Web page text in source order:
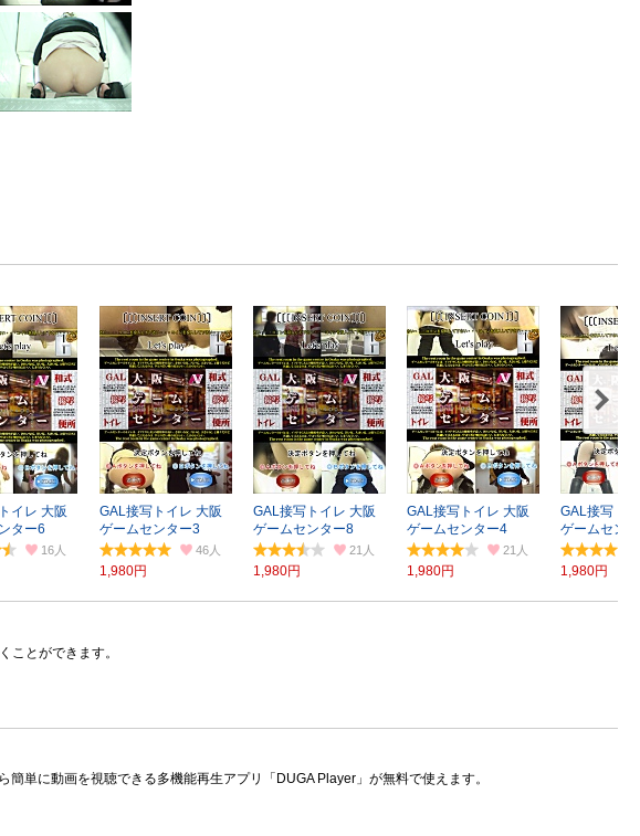
イレ 大阪
ター6
16
GAL接写トイレ 大阪
ゲームセンター3
46
1,980円
GAL接写トイレ 大阪
ゲームセンター8
21
1,980円
GAL接写トイレ 大阪
ゲームセンター4
21
1,980円
GAL接写ト
ゲームセン
1,980円
ことができます。
単に動画を視聴できる多機能再生アプリ「DUGA Player」が無料で使えます。